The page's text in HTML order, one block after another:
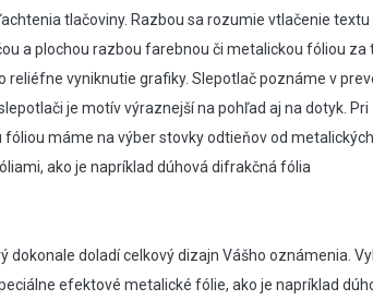
tlačoviny. Razbou sa rozumie vtlačenie
a plochou razbou farebnou či metalickou fóliou za
vyniknutie grafiky. Slepotlač poznáme v
je motív výraznejší na pohľad aj na dotyk.
fóliou máme na výber stovky odtieňov od
ako je napríklad dúhová difrakčná fólia
doladí celkový dizajn Vášho oznámenia.
efektové metalické fólie, ako je napríklad